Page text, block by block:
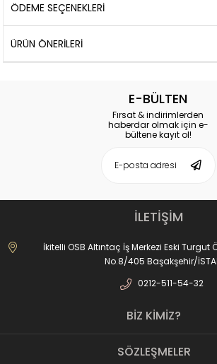
ÖDEME SEÇENEKLERI
ÜRÜN ÖNERILERI
E-BÜLTEN
Fırsat & indirimlerden
haberdar olmak için e-
bültene kayıt ol!
İLETİŞİM
İkitelli OSB Altıntaç İş Merkezi Eski
No.8/405 Başakşehir/
0212-511-54-32
BİZ KİMİZ?
SÖZLEŞMELER